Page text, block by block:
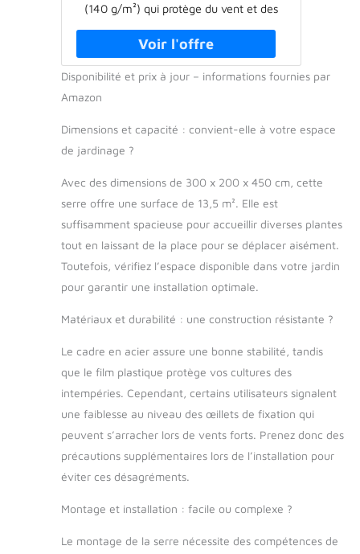
(140 g/m²) qui protège du vent et des
perméabilité à la lumière. Avec fenêtre
pratique avec moustiquaire et fermeture
Velcro pour un contrôle facile de vos
plantes sans avoir à ouvrir le tunnel en
double galvanisé, assure une structure
sûre et offre à votre serre de la stabilité,
même à basse température.
Caractéristiques techniques : largeur :
200 cm, surface : 13,5 m², largeur de la
porte : 125 cm, fenêtres : 8 pièces,
barres : 5 profilés en acier, double
galvanisation 25 x 0,7 mm, film PE 140
avec fermeture éclair. Contenu du kit :
100 m de ruban de sisal, 4 piquets, 4
votre serre maintenant et créez l'espace
Disponibilité et prix à jour – informations fournies par
Amazon
Dimensions et capacité : convient-elle à votre espace
de jardinage ?
Avec des dimensions de 300 x 200 x 450 cm, cette
serre offre une surface de 13,5 m². Elle est
suffisamment spacieuse pour accueillir diverses plantes
tout en laissant de la place pour se déplacer aisément.
Toutefois, vérifiez l’espace disponible dans votre jardin
pour garantir une installation optimale.
Matériaux et durabilité : une construction résistante ?
Le cadre en acier assure une bonne stabilité, tandis
que le film plastique protège vos cultures des
intempéries. Cependant, certains utilisateurs signalent
une faiblesse au niveau des œillets de fixation qui
peuvent s’arracher lors de vents forts. Prenez donc des
précautions supplémentaires lors de l’installation pour
éviter ces désagréments.
Montage et installation : facile ou complexe ?
Le montage de la serre nécessite des compétences de